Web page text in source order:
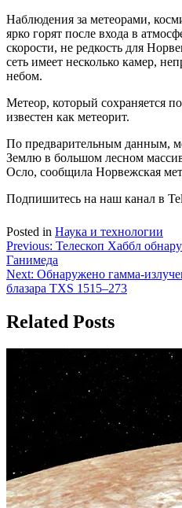
Наблюдения за метеорами,
ярко горят после входа в
скорости, не редкость для
сеть имеет несколько камер,
небом.
Метеор, который сохраняется
известен как метеорит.
По предварительным данным,
Землю в большом лесном
Осло, сообщила Норвежская
Подпишитесь на наш канал в
Posted in Наука и технологии
Навигация
по
записям
Previous: Телескоп Хаббл
Ганимеда
Next: Обнаружено гамма-
блазара TXS 1515–273
Related Posts